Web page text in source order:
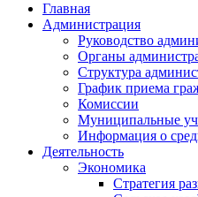
Главная
Администрация
Руководство
Органы
Структура
График приема
Комиссии
Муниципальные
Информация о
Деятельность
Экономика
Стратегия